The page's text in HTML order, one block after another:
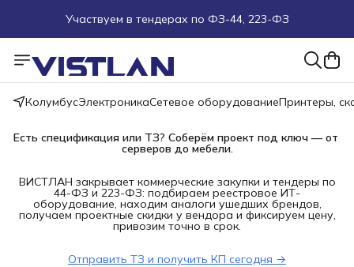
Участвуем в тендерах по ФЗ-44, 223-ФЗ
Поможем подобрать оборудование под ТЗ
Пуско-наладочные работы
Пришлите запрос на e-mail или в чат
КолумбусЭлектроникаСетевое оборудованиеПринтеры,
Есть спецификация или ТЗ? Соберём проект под ключ — от
серверов до мебели.
ВИСТЛАН закрывает коммерческие закупки и тендеры по
44-ФЗ и 223-ФЗ: подбираем реестровое ИТ-
оборудование, находим аналоги ушедших брендов,
получаем проектные скидки у вендора и фиксируем цену,
привозим точно в срок.
Отправить ТЗ и получить КП сегодня →